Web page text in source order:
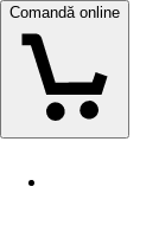
Comandă online